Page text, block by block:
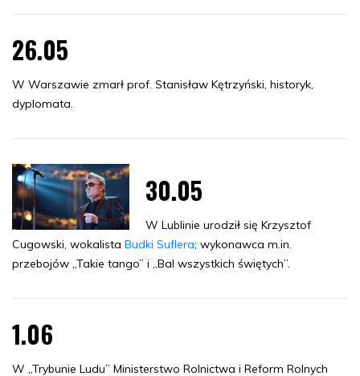
26.05
W Warszawie zmarł prof. Stanisław Kętrzyński, historyk,
dyplomata.
30.05
W Lublinie urodził się Krzysztof
Cugowski, wokalista Budki Suflera; wykonawca m.in.
przebojów „Takie tango” i „Bal wszystkich świętych”.
1.06
W „Trybunie Ludu” Ministerstwo Rolnictwa i Reform Rolnych